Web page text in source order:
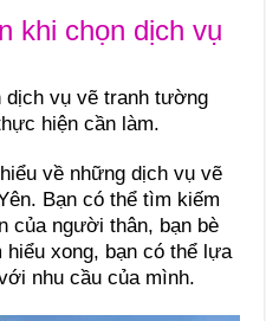
khi chọn dịch vụ
dịch vụ vẽ tranh tường
hiện cần làm.
về những dịch vụ vẽ
Bạn có thể tìm kiếm
của người thân, bạn bè
xong, bạn có thể lựa
nhu cầu của mình.